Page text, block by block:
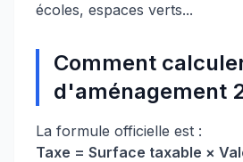
écoles, espaces verts...
Comment
d'aménagement
La formule officielle est :
Taxe = Surface taxable ×